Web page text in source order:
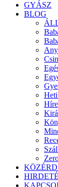
GYÁSZ
BLOG